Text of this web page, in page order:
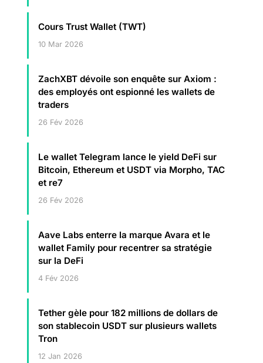
Cours Trust Wallet (TWT)
10 Mar 2026
ZachXBT dévoile son enquête sur Axiom :
des employés ont espionné les wallets de
traders
26 Fév 2026
Le wallet Telegram lance le yield DeFi sur
Bitcoin, Ethereum et USDT via Morpho, TAC
et re7
26 Fév 2026
Aave Labs enterre la marque Avara et le
wallet Family pour recentrer sa stratégie
sur la DeFi
4 Fév 2026
Tether gèle pour 182 millions de dollars de
son stablecoin USDT sur plusieurs wallets
Tron
12 Jan 2026